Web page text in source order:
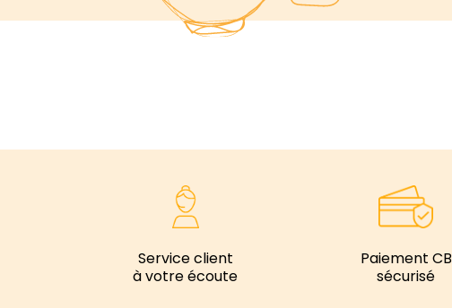
Service client
à votre écoute
Paiement CB
sécurisé